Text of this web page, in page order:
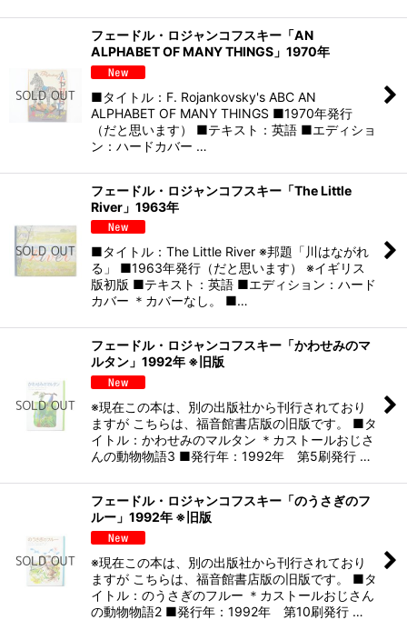
フェードル・ロジャンコフスキー「AN
ALPHABET OF MANY THINGS」1970年
■タイトル：F. Rojankovsky's ABC AN
ALPHABET OF MANY THINGS ■1970年発行
（だと思います） ■テキスト：英語 ■エディショ
ン：ハードカバー …
フェードル・ロジャンコフスキー「The Little
River」1963年
■タイトル：The Little River ※邦題「川はながれ
る」 ■1963年発行（だと思います） ※イギリス
版初版 ■テキスト：英語 ■エディション：ハード
カバー ＊カバーなし。 ■…
フェードル・ロジャンコフスキー「かわせみのマ
ルタン」1992年 ※旧版
※現在この本は、別の出版社から刊行されており
ますが こちらは、福音館書店版の旧版です。 ■タ
イトル：かわせみのマルタン ＊カストールおじさ
んの動物物語3 ■発行年：1992年 第5刷発行 …
フェードル・ロジャンコフスキー「のうさぎのフ
ルー」1992年 ※旧版
※現在この本は、別の出版社から刊行されており
ますが こちらは、福音館書店版の旧版です。 ■タ
イトル：のうさぎのフルー ＊カストールおじさん
の動物物語2 ■発行年：1992年 第10刷発行 …